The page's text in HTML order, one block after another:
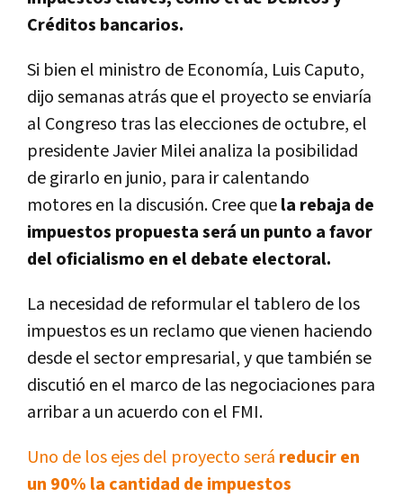
Créditos bancarios.
Si bien el ministro de Economía, Luis Caputo,
dijo semanas atrás que el proyecto se enviaría
al Congreso tras las elecciones de octubre, el
presidente Javier Milei analiza la posibilidad
de girarlo en junio, para ir calentando
motores en la discusión. Cree quela rebaja de
impuestos propuesta será un punto a favor
del oficialismo en el debate electoral.
La necesidad de reformular el tablero de los
impuestos es un reclamo que vienen haciendo
desde el sector empresarial, y que también se
discutió en el marco de las negociaciones para
arribar a un acuerdo con el FMI.
Uno de los ejes del proyecto será reducir en
un 90% la cantidad de impuestos